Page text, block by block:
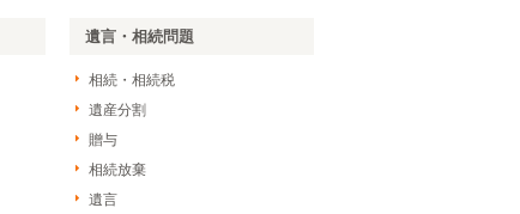
遺言・相続問題
相続・相続税
遺産分割
贈与
相続放棄
遺言